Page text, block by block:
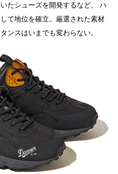
たシューズを開発するなど、 ハ
て地位を確立。厳選された素材
ンスはいまでも変わらない。